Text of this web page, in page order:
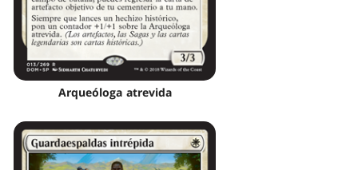
Arqueóloga atrevida